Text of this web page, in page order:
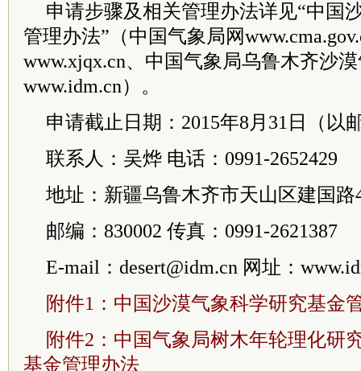
申请步骤及相关管理办法详见“中国
管理办法”（中国气象局网
www.xjqx.cn、中国气象局乌鲁木齐沙
www.idm.cn）。
申请截止日期：2015年8月31日（以
联系人：吴烨 电话：0991-2652429
地址：新疆乌鲁木齐市天山区建国路
邮编：830002 传真：0991-2621387
E-mail：desert@idm.cn 网址：
附件1：中国沙漠气象科学研究基金
附件2：中国气象局树木年轮理化研
基金管理办法